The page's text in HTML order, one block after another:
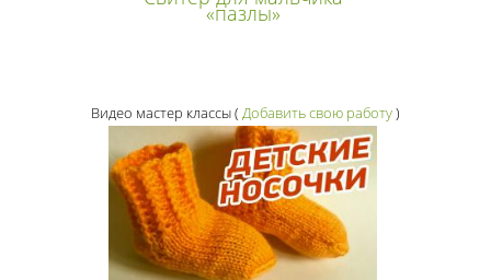
«пазлы»
Видео мастер классы( Добавить свою работу)